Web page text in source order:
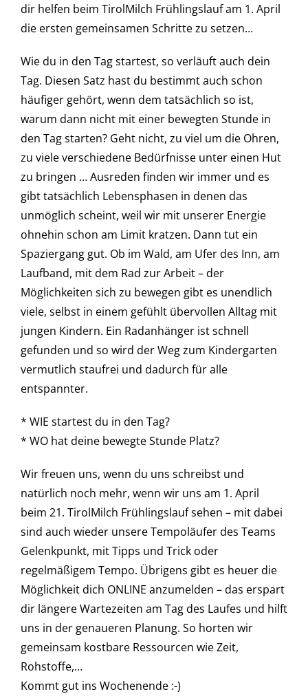
dir helfen beim TirolMilch Frühlingslauf am 1. April
die ersten gemeinsamen Schritte zu setzen…
Wie du in den Tag startest, so verläuft auch dein
Tag. Diesen Satz hast du bestimmt auch schon
häufiger gehört, wenn dem tatsächlich so ist,
warum dann nicht mit einer bewegten Stunde in
den Tag starten? Geht nicht, zu viel um die Ohren,
zu viele verschiedene Bedürfnisse unter einen Hut
zu bringen … Ausreden finden wir immer und es
gibt tatsächlich Lebensphasen in denen das
unmöglich scheint, weil wir mit unserer Energie
ohnehin schon am Limit kratzen. Dann tut ein
Spaziergang gut. Ob im Wald, am Ufer des Inn, am
Laufband, mit dem Rad zur Arbeit – der
Möglichkeiten sich zu bewegen gibt es unendlich
viele, selbst in einem gefühlt übervollen Alltag mit
jungen Kindern. Ein Radanhänger ist schnell
gefunden und so wird der Weg zum Kindergarten
vermutlich staufrei und dadurch für alle
entspannter.
* WIE startest du in den Tag?
* WO hat deine bewegte Stunde Platz?
Wir freuen uns, wenn du uns schreibst und
natürlich noch mehr, wenn wir uns am 1. April
beim 21. TirolMilch Frühlingslauf sehen – mit dabei
sind auch wieder unsere Tempoläufer des Teams
Gelenkpunkt, mit Tipps und Trick oder
regelmäßigem Tempo. Übrigens gibt es heuer die
Möglichkeit dich ONLINE anzumelden – das erspart
dir längere Wartezeiten am Tag des Laufes und hilft
uns in der genaueren Planung. So horten wir
gemeinsam kostbare Ressourcen wie Zeit,
Rohstoffe,…
Kommt gut ins Wochenende :-)